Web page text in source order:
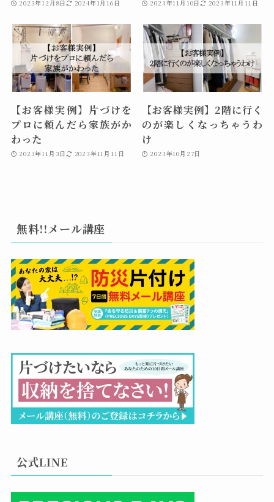
2023年12月8日 2024年1月16日 2023年11月10日 2023年11月11日
【お客様実例】片づけを
プロに頼んだら家族がか
わった
2023年11月3日 2023年11月11日
【お客様実例】2階に行く
のが楽しくなっちゃうわ
け
2023年10月27日
無料!!メール講座
公式LINE